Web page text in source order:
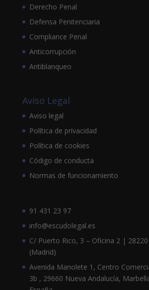
Derecho Penal
Defensa Penitenciaria
Compliance Penal
Anticorrupción
Antiblanqueo
Aviso Legal
Aviso legal
Política de privacidad
Política de cookies
Código de conducta
Normas de funcionamiento
91 431 23 97
info@escudolegal.es
C/ Puerto Rico, 3 – Oficina 2 |
(Madrid)
Avenida Manolete 1, Centro
3b , 29660 Nueva Andalucía,